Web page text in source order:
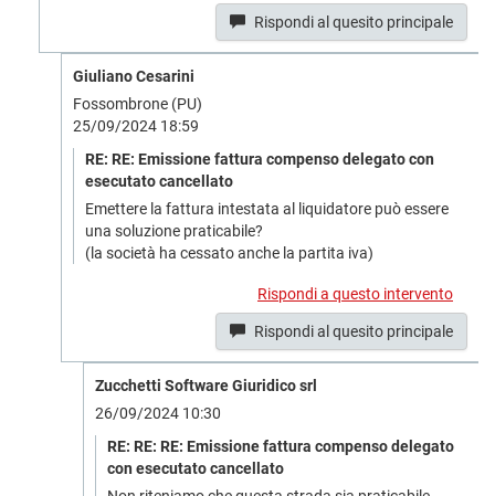
Rispondi al quesito principale
Giuliano Cesarini
Fossombrone (PU)
25/09/2024 18:59
RE: RE: Emissione fattura compenso delegato con
esecutato cancellato
Emettere la fattura intestata al liquidatore può essere
una soluzione praticabile?
(la società ha cessato anche la partita iva)
Rispondi a questo intervento
Rispondi al quesito principale
Zucchetti Software Giuridico srl
26/09/2024 10:30
RE: RE: RE: Emissione fattura compenso delegato
con esecutato cancellato